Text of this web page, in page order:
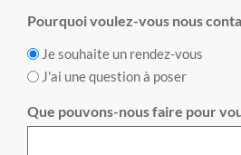
Pourquoi voulez-vous nous
Je souhaite un rendez-vous
J'ai une question à poser
Que pouvons-nous faire pour